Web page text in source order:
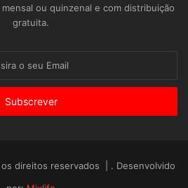
ou quinzenal e com distribuição
gratuita.
direitos reservados | . Desenvolvido